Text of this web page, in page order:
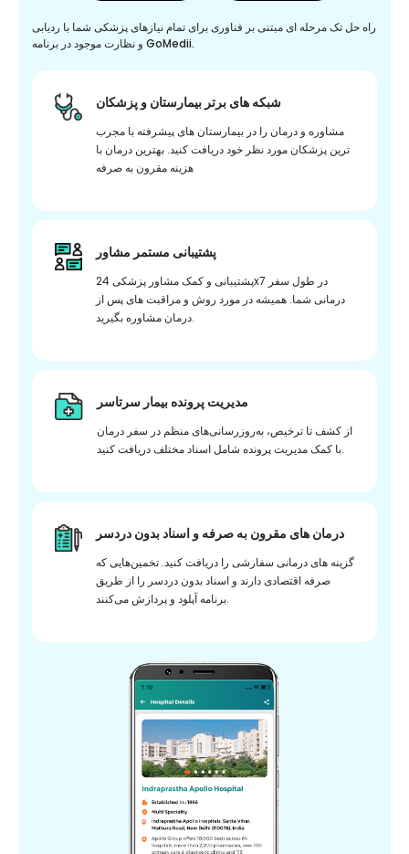
راه حل تک مرحله ای مبتنی بر فناوری برای تمام نیازهای پزشکی شما با ردیابی
و نظارت موجود در برنامه GoMedii.
شبکه های برتر بیمارستان و پزشکان
مشاوره و درمان را در بیمارستان های پیشرفته با مجرب
ترین پزشکان مورد نظر خود دریافت کنید. بهترین درمان با
هزینه مقرون به صرفه
پشتیبانی مستمر مشاور
پشتیبانی و کمک مشاور پزشکی 24x7 در طول سفر
درمانی شما. همیشه در مورد روش و مراقبت های پس از
درمان مشاوره بگیرید.
مدیریت پرونده بیمار سرتاسر
از کشف تا ترخیص، به‌روزرسانی‌های منظم در سفر درمان
با کمک مدیریت پرونده شامل اسناد مختلف دریافت کنید.
درمان های مقرون به صرفه و اسناد بدون دردسر
گزینه های درمانی سفارشی را دریافت کنید. تخمین‌هایی که
صرفه اقتصادی دارند و اسناد بدون دردسر را از طریق
برنامه آپلود و پردازش می‌کنند.